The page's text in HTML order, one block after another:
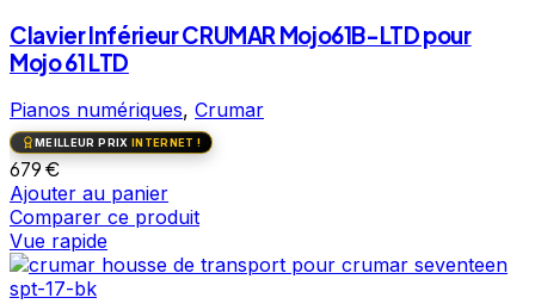
Clavier Inférieur CRUMAR Mojo61B-LTD pour
Mojo 61 LTD
Pianos numériques, Crumar
MEILLEUR PRIX INTERNET !
679€
Ajouter au panier
Comparer ce produit
Vue rapide